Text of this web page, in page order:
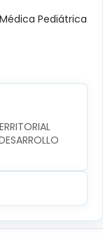
Pediátrica